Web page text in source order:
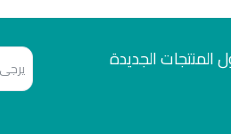
المنتجات الجديدة